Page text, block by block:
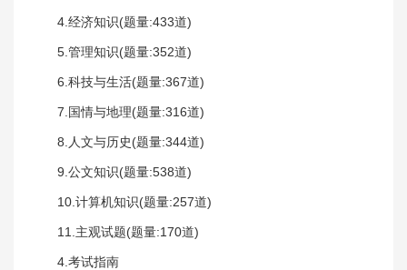
4.经济知识(题量:433道)
5.管理知识(题量:352道)
6.科技与生活(题量:367道)
7.国情与地理(题量:316道)
8.人文与历史(题量:344道)
9.公文知识(题量:538道)
10.计算机知识(题量:257道)
11.主观试题(题量:170道)
4.考试指南